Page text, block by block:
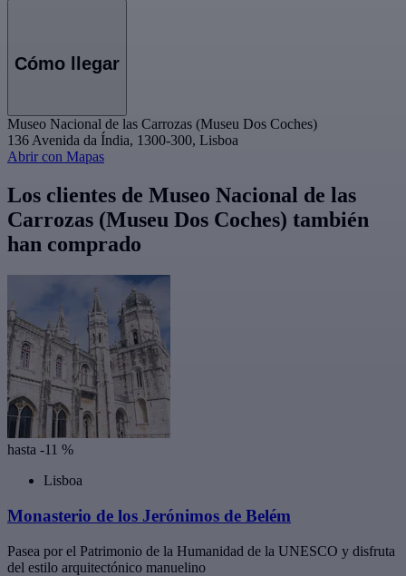
Cómo llegar
Museo Nacional de las Carrozas (Museu Dos Coches)
136 Avenida da Índia, 1300-300, Lisboa
Abrir con Mapas
Los clientes de Museo Nacional de las
Carrozas (Museu Dos Coches) también
han comprado
hasta -11 %
Lisboa
Monasterio de los Jerónimos de Belém
Pasea por el Patrimonio de la Humanidad de la UNESCO y disfruta
del estilo arquitectónico manuelino